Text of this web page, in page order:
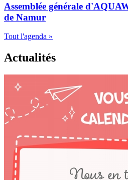
Assemblée générale
de Namur
Tout l'agenda »
Actualités